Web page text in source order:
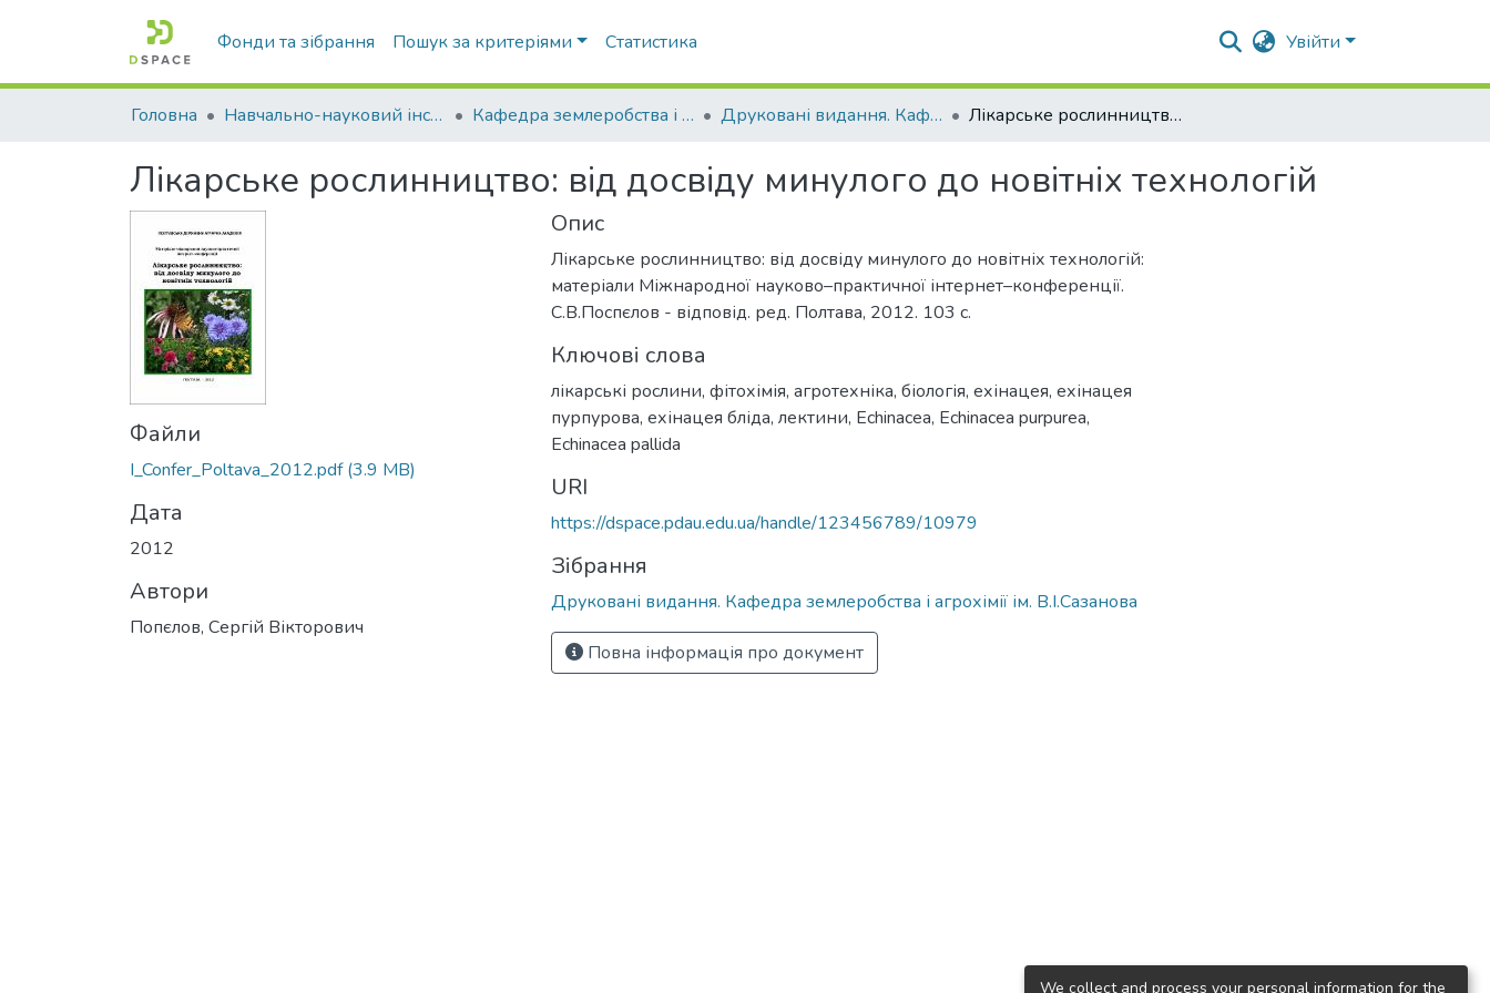
Фонди та зібрання Пошук за критеріями Статистика Увійти
Головна Навчально-науковий інститут агротехнологій, селекції та екології Кафедра землеробства і агрохімії ім. В.І.Сазанова Друковані видання. Кафедра землеробства і агрохімії ім. В.І.Сазанова Лікарське рослинництво: від досвіду минулого до новітніх технологій
Лікарське рослинництво: від досвіду минулого до новітніх технологій
Файли
I_Confer_Poltava_2012.pdf(3.9 MB)
Дата
2012
Автори
Попєлов, Сергій Вікторович
Опис
Лікарське рослинництво: від досвіду минулого до новітніх технологій:
матеріали Міжнародної науково–практичної інтернет–конференції.
С.В.Поспєлов - відповід. ред. Полтава, 2012. 103 с.
Ключові слова
лікарські рослини, фітохімія, агротехніка, біологія, ехінацея, ехінацея
пурпурова, ехінацея бліда, лектини, Echinacea, Echinacea purpurea,
Echinacea pallida
URI
https://dspace.pdau.edu.ua/handle/123456789/10979
Зібрання
Друковані видання. Кафедра землеробства і агрохімії ім. В.І.Сазанова
Повна інформація про документ
We collect and process your personal information for the